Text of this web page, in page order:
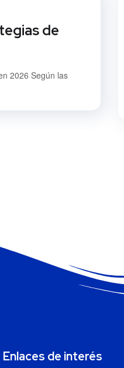
de
2026 Según las
Enlaces de interés